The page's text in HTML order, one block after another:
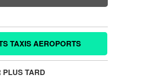
TAXIS AEROPORTS
PLUS TARD